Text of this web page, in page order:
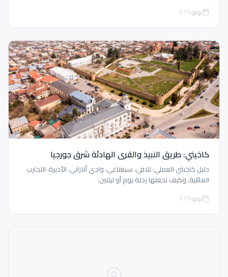
يونيو ٢٠٢٦
كاخيتي: طريق النبيذ والقرى الهادئة شرق جورجيا
دليل كاخيتي العملي: تلافي، سيغناغي، وادي ألازاني، الأديرة، التجارب
العائلية، وكيف تجعلها رحلة يوم أو ليلتين.
يونيو ٢٠٢٦